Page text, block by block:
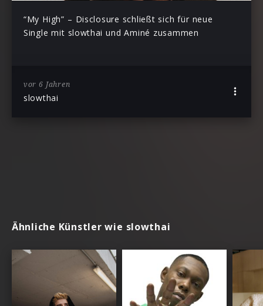
“My High” – Disclosure schließt sich für neue
Single mit slowthai und Aminé zusammen
vor 6 Jahren
slowthai
Ähnliche Künstler wie slowthai